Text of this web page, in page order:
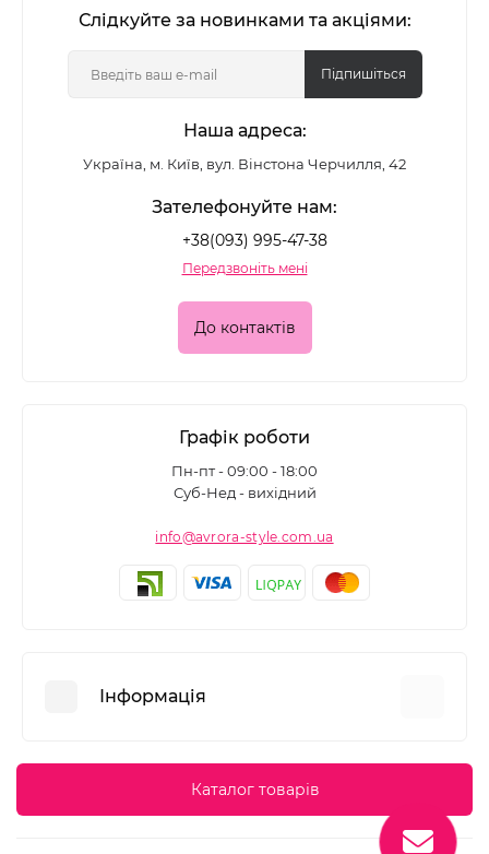
Слідкуйте за новинками та акціями:
Підпишіться
Наша адреса:
Україна, м. Київ, вул. Вінстона Черчилля, 42
Зателефонуйте нам:
+38(093) 995-47-38
Передзвоніть мені
До контактів
Графік роботи
Пн-пт - 09:00 - 18:00
Суб-Нед - вихідний
info@avrora-style.com.ua
Інформація
Угода користувачаКаталог товарів